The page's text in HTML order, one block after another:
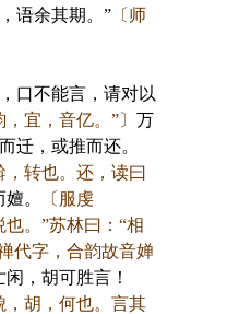
语余其期。”〔师
不能言，请对以
宜，音亿。”〕 万
迁，或推而还。
，转也。还，读曰
。
〔服虔
。”苏林曰：“相
代字，合韵故音婵
闲，胡可胜言！
，胡，何也。言其